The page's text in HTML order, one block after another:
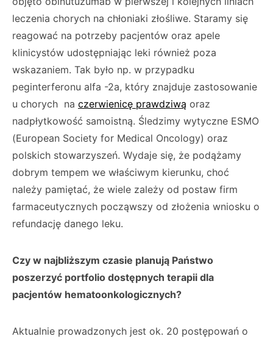
leczenia chorych na chłoniaki złośliwe. Staramy się
reagować na potrzeby pacjentów oraz apele
klinicystów udostępniając leki również poza
wskazaniem. Tak było np. w przypadku
peginterferonu alfa -2a, który znajduje zastosowanie
u chorych na czerwienicę prawdziwą oraz
nadpłytkowość samoistną. Śledzimy wytyczne ESMO
(European Society for Medical Oncology) oraz
polskich stowarzyszeń. Wydaje się, że podążamy
dobrym tempem we właściwym kierunku, choć
należy pamiętać, że wiele zależy od postaw firm
farmaceutycznych począwszy od złożenia wniosku o
refundację danego leku.
Czy w najbliższym czasie planują Państwo
poszerzyć portfolio dostępnych terapii dla
pacjentów hematoonkologicznych?
Aktualnie prowadzonych jest ok. 20 postępowań o